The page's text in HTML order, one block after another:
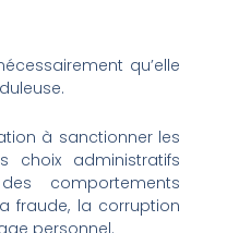
qu’elle
à sanctionner les
choix administratifs
comportements
fraude, la corruption